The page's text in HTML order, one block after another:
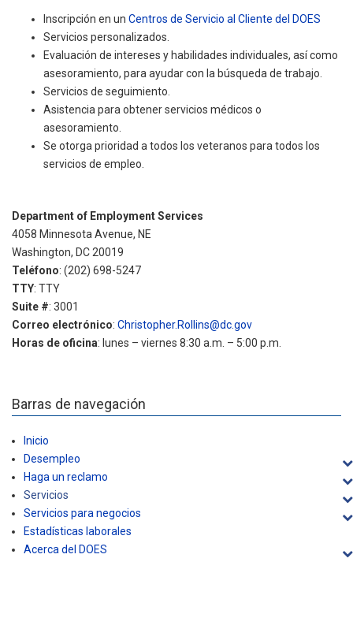
Inscripción en un Centros de Servicio al Cliente del DOES
Servicios personalizados.
Evaluación de intereses y habilidades individuales, así como
asesoramiento, para ayudar con la búsqueda de trabajo.
Servicios de seguimiento.
Asistencia para obtener servicios médicos o
asesoramiento.
Se otorga prioridad a todos los veteranos para todos los
servicios de empleo.
Department of Employment Services
4058 Minnesota Avenue, NE
Washington, DC 20019
Teléfono: (202) 698-5247
TTY: TTY
Suite #: 3001
Correo electrónico: Christopher.Rollins@dc.gov
Horas de oficina: lunes – viernes 8:30 a.m. – 5:00 p.m.
Barras de navegación
Inicio
Desempleo
Haga un reclamo
Servicios
Servicios para negocios
Estadísticas laborales
Acerca del DOES